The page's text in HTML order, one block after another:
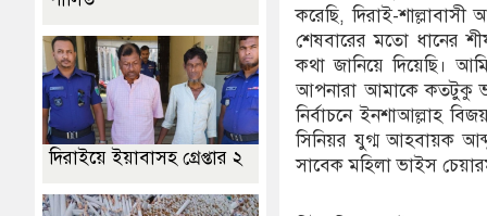
করেছি, দিরাই-
শেষবারের মতো ধানের
কথা জানিয়ে দিয়েছি।
আপনারা আমাকে কতটুকু
নির্বাচনে ইনশাআল্লাহ
সিনিয়র যুগ্ম আহবায়ক
সাবেক মহিলা ভাইস
দিরাইয়ে ইয়াবাসহ গ্রেপ্তার ২